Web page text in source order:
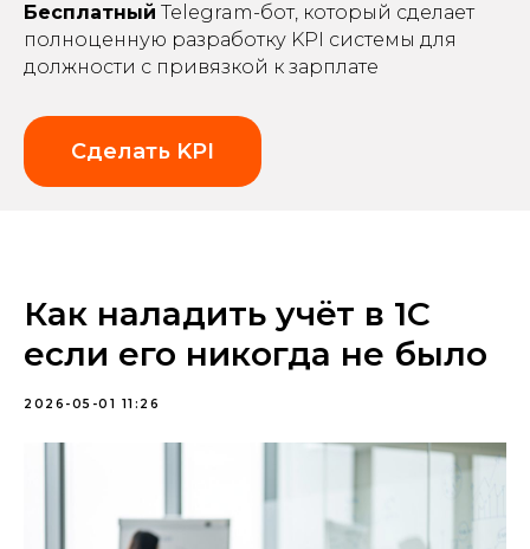
Бесплатный Telegram-бот, который сделает
полноценную разработку KPI системы для
должности с привязкой к зарплате
Сделать KPI
Как наладить учёт в 1С
если его никогда не было
2026-05-01 11:26